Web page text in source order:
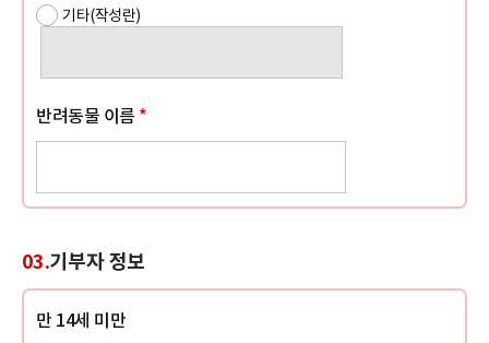
기타(작성란)
반려동물 이름 *
03.기부자 정보
만 14세 미만